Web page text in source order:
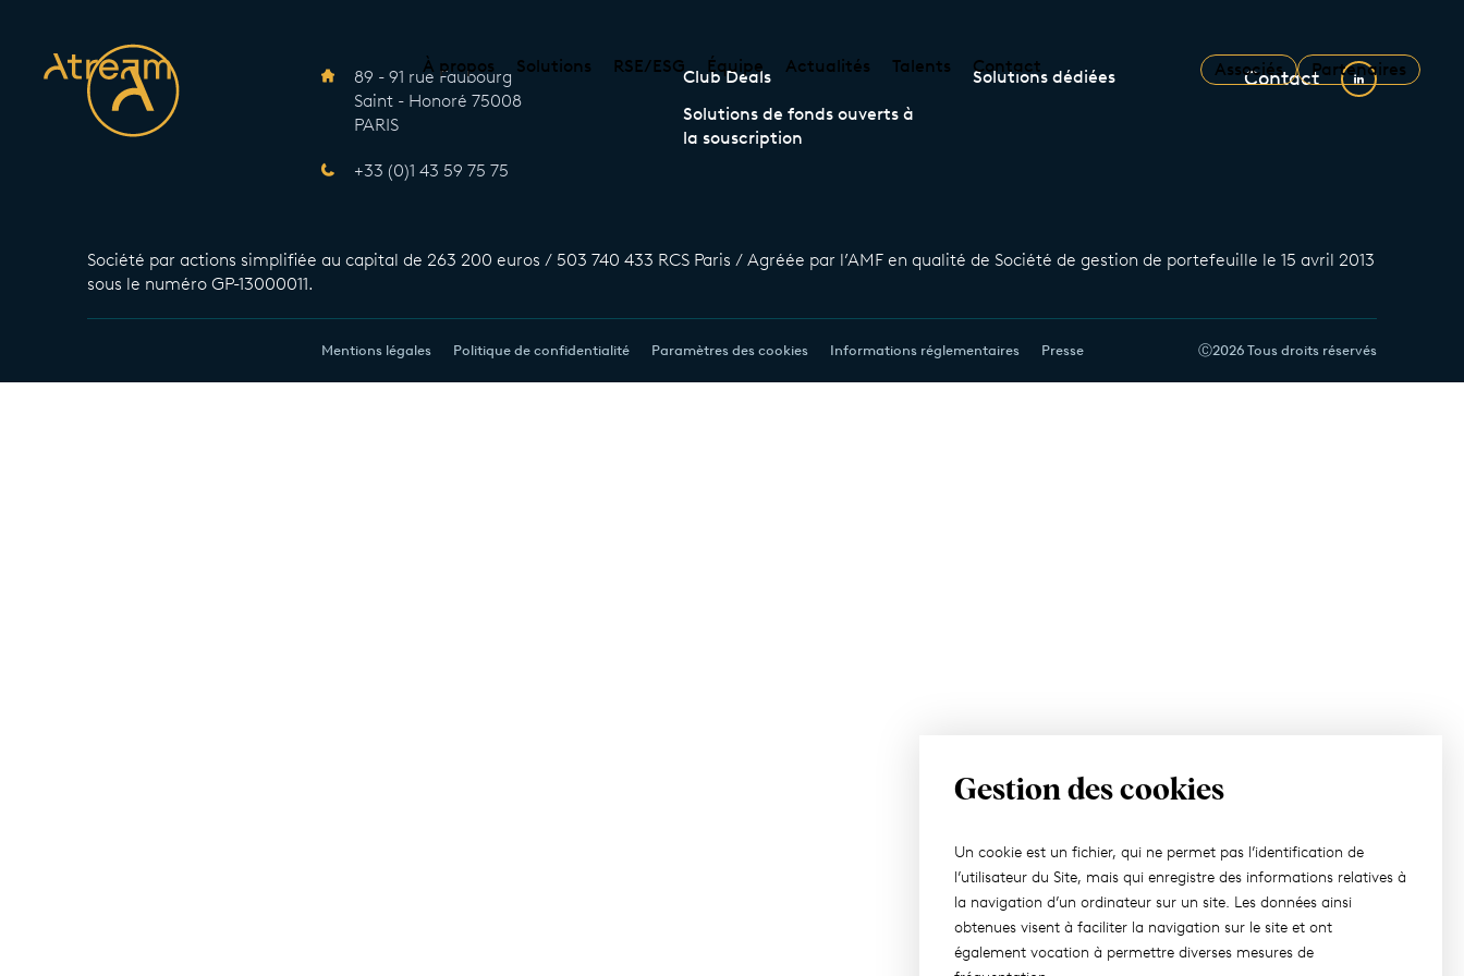
À propos Solutions RSE/ESG Équipe Actualités Talents Contact Associés Partenaires
89 - 91 rue Faubourg
Saint - Honoré 75008
PARIS
+33 (0)1 43 59 75 75
Club Deals
Solutions de fonds ouverts à
la souscription
Solutions dédiées Contact
Société par actions simplifiée au capital de 263 200 euros / 503 740 433 RCS Paris / Agréée par l’AMF en qualité de Société de gestion de portefeuille le 15 avril 2013
sous le numéro GP-13000011.
Mentions légales Politique de confidentialité Paramètres des cookies Informations réglementaires Presse Ⓒ2026 Tous droits réservés
Gestion des cookies
Un cookie est un fichier, qui ne permet pas l’identification de
l’utilisateur du Site, mais qui enregistre des informations relatives à
la navigation d’un ordinateur sur un site. Les données ainsi
obtenues visent à faciliter la navigation sur le site et ont
également vocation à permettre diverses mesures de